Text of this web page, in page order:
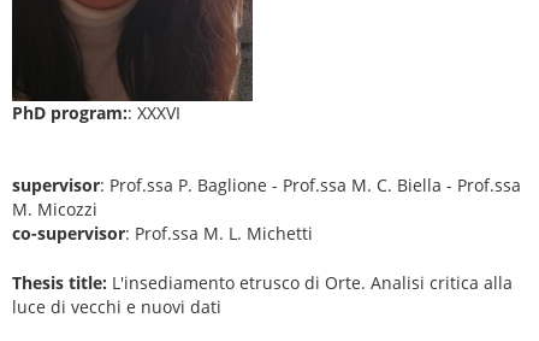
PhD program:: XXXVI
supervisor: Prof.ssa P. Baglione - Prof.ssa M. C. Biella - Prof.ssa
M. Micozzi
co-supervisor: Prof.ssa M. L. Michetti
Thesis title: L'insediamento etrusco di Orte. Analisi critica alla
luce di vecchi e nuovi dati